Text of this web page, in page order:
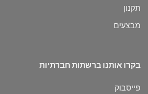
תקנון
מבצעים
בקרו אותנו ברשתות חברתיות
פייסבוק